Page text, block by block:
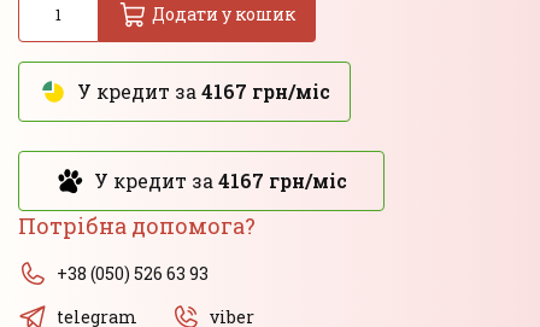
Додати у кошик
У кредит за 4167 грн/міс
У кредит за 4167 грн/міс
Потрібна допомога?
+38 (050) 526 63 93
telegram
viber